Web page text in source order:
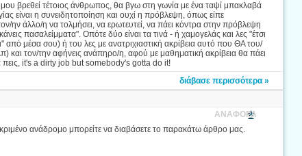
βρεθεί τέτοιος άνθρωπος, θα βγω στη γωνία με ένα ταψί μπακλαβά
είναι η συνειδητοποίηση και ουχί η πρόβλεψη, όπως είπε
άλλο/η να τολμήσει, να ερωτευτεί, να πάει κόντρα στην πρόβλεψη
πασαλείμματα". Οπότε δύο είναι τα τινά - ή χαμογελάς και λες "έτσι
από μέσα σου) ή του λες με ανατριχιαστική ακρίβεια αυτό που ΘΑ του/
και τον/την αφήνεις ανάπηρο/η, αφού με μαθηματική ακρίβεια θα πάει
πεις, it's a dirty job but somebody's gotta do it!
διάβασε περισσότερα »
ΑΝΑΦΟΡΑ
ανάδρομο μπορείτε να διαβάσετε το παρακάτω άρθρο μας.